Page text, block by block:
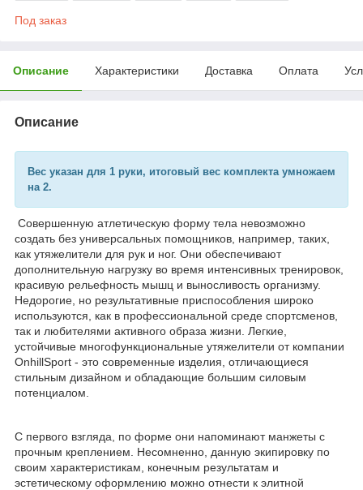
Под заказ
Описание Характеристики Доставка Оплата
Описание
Вес указан для 1 руки, итоговый вес комплекта умножаем
на 2.
Совершенную атлетическую форму тела невозможно
создать без универсальных помощников, например, таких,
как утяжелители для рук и ног. Они обеспечивают
дополнительную нагрузку во время интенсивных тренировок,
красивую рельефность мышц и выносливость организму.
Недорогие, но результативные приспособления широко
используются, как в профессиональной среде спортсменов,
так и любителями активного образа жизни. Легкие,
устойчивые многофункциональные утяжелители от компании
OnhillSport - это современные изделия, отличающиеся
стильным дизайном и обладающие большим силовым
потенциалом.
С первого взгляда, по форме они напоминают манжеты с
прочным креплением. Несомненно, данную экипировку по
своим характеристикам, конечным результатам и
эстетическому оформлению можно отнести к элитной